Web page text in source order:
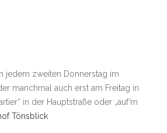
jedem zweiten Donnerstag im
manchmal auch erst am Freitag in
in der Hauptstraße oder „auf’m
Tönsblick